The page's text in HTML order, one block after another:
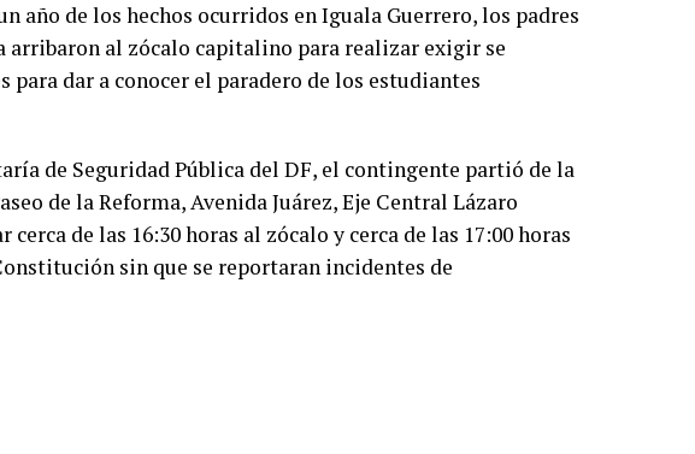
año de los hechos ocurridos en Iguala Guerrero, los padres
arribaron al zócalo capitalino para realizar exigir se
dar a conocer el paradero de los estudiantes
de Seguridad Pública del DF, el contingente partió de la
de la Reforma, Avenida Juárez, Eje Central Lázaro
cerca de las 16:30 horas al zócalo y cerca de las 17:00 horas
sin que se reportaran incidentes de